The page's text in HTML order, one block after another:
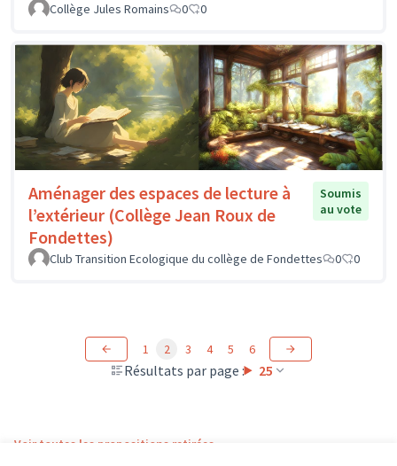
Collège Jules Romains 0 0
Aménager des espaces de lecture à
l’extérieur (Collège Jean Roux de
Fondettes)
Soumis
au vote
Club Transition Ecologique du collège de Fondettes 0 0
Résultats par page : 25
1 2 3 4 5 6
Voir toutes les propositions retirées